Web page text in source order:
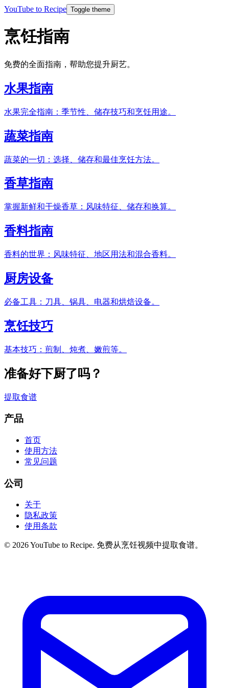
YouTube to Recipe Toggle theme
烹饪指南
免费的全面指南，帮助您提升厨艺。
水果指南
水果完全指南：季节性、储存技巧和烹饪用途。
蔬菜指南
蔬菜的一切：选择、储存和最佳烹饪方法。
香草指南
掌握新鲜和干燥香草：风味特征、储存和换算。
香料指南
香料的世界：风味特征、地区用法和混合香料。
厨房设备
必备工具：刀具、锅具、电器和烘焙设备。
烹饪技巧
基本技巧：煎制、炖煮、嫩煎等。
准备好下厨了吗？
提取食谱
产品
首页
使用方法
常见问题
公司
关于
隐私政策
使用条款
© 2026YouTube to Recipe. 免费从烹饪视频中提取食谱。